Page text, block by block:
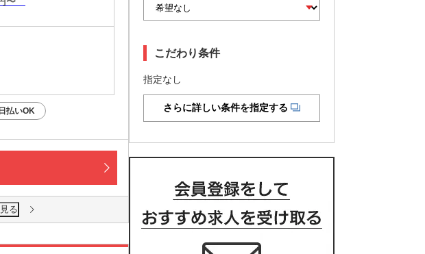
日払いOK
る
こだわり条件
指定なし
さらに詳しい条件を指定する